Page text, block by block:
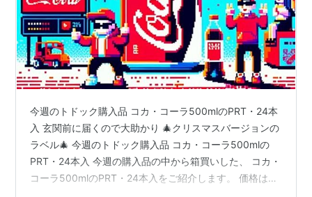
今週のトドック購入品 コカ・コーラ500mlのPRT・24本
入 玄関前に届くので大助かり 🎄クリスマスバージョンの
ラベル🎄 今週のトドック購入品 コカ・コーラ500mlの
PRT・24本入 今週の購入品の中から箱買いした、 コカ・
コーラ500mlのPRT・24本入をご紹介します。 価格は